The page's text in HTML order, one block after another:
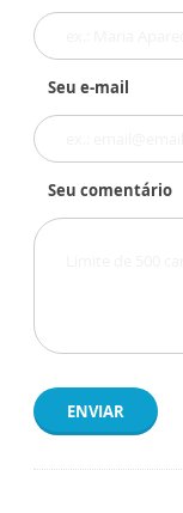
Seu e-mail
Seu comentário
ENVIAR